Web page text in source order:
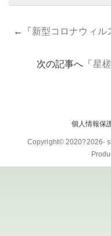
←「 新型コロナウィル
次の記事へ「 星
個人情報保
Copyright© 2020?2026-